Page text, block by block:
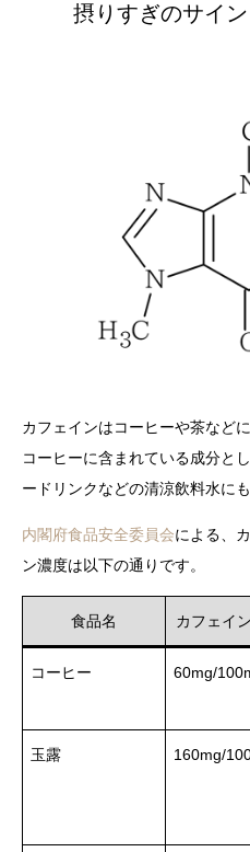
摂りすぎのサイン
カフェインはコーヒーや茶など
コーヒーに含まれている成分と
ードリンクなどの清涼飲料水に
内閣府食品安全委員会による、
ン濃度は以下の通りです。
食品名 カフェイ
コーヒー 60mg/
玉露 160mg/